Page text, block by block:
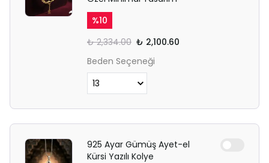
%10
₺ 2,334.00 ₺ 2,100.60
Beden Seçeneği
925 Ayar Gümüş Ayet-el
Kürsi Yazılı Kolye